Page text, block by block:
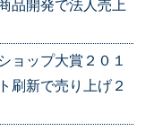
品開発で法人売上
ョップ大賞２０１
刷新で売り上げ２